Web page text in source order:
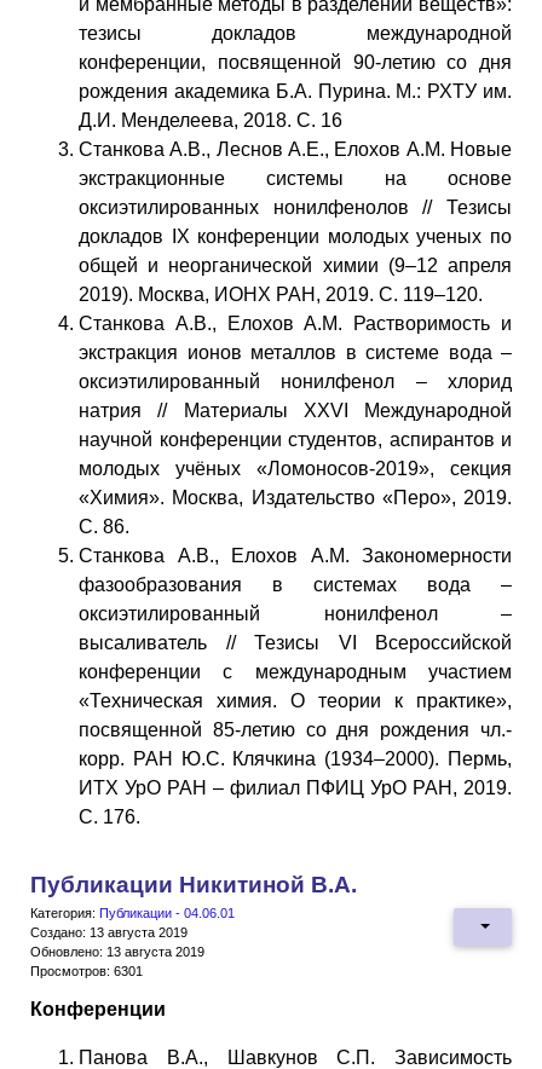
тезисы докладов международной
конференции, посвященной 90-летию со дня
рождения академика Б.А. Пурина. М.: РХТУ им.
Д.И. Менделеева, 2018. С. 16
Станкова А.В., Леснов А.Е., Елохов А.М. Новые
экстракционные системы на основе
оксиэтилированных нонилфенолов // Тезисы
докладов IX конференции молодых ученых по
общей и неорганической химии (9–12 апреля
2019). Москва, ИОНХ РАН, 2019. С. 119–120.
Станкова А.В., Елохов А.М. Растворимость и
экстракция ионов металлов в системе вода –
оксиэтилированный нонилфенол – хлорид
натрия // Материалы XXVI Международной
научной конференции студентов, аспирантов и
молодых учёных «Ломоносов-2019», секция
«Химия». Москва, Издательство «Перо», 2019.
С. 86.
Станкова А.В., Елохов А.М. Закономерности
фазообразования в системах вода –
оксиэтилированный нонилфенол –
высаливатель // Тезисы VI Всероссийской
конференции с международным участием
«Техническая химия. О теории к практике»,
посвященной 85-летию со дня рождения чл.-
корр. РАН Ю.С. Клячкина (1934–2000). Пермь,
ИТХ УрО РАН – филиал ПФИЦ УрО РАН, 2019.
С. 176.
Публикации Никитиной В.А.
Категория: Публикации - 04.06.01
Создано: 13 августа 2019
Обновлено: 13 августа 2019
Просмотров: 6301
Конференции
Панова В.А., Шавкунов С.П. Зависимость